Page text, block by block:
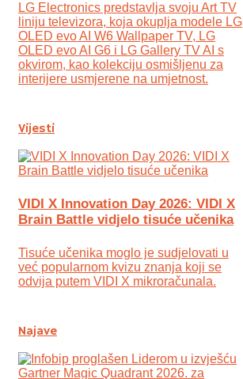
LG Electronics predstavlja svoju Art TV
liniju televizora, koja okuplja modele LG
OLED evo AI W6 Wallpaper TV, LG
OLED evo AI G6 i LG Gallery TV AI s
okvirom, kao kolekciju osmišljenu za
interijere usmjerene na umjetnost.
Vijesti
VIDI X Innovation Day 2026: VIDI X
Brain Battle vidjelo tisuće učenika
Tisuće učenika moglo je sudjelovati u
već popularnom kvizu znanja koji se
odvija putem VIDI X mikroračunala.
Najave